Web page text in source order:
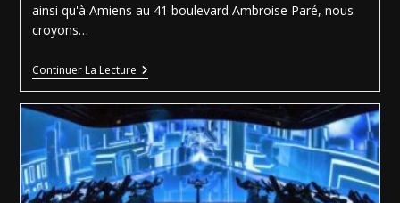
ainsi qu'à Amiens au 41 boulevard Ambroise Paré, nous
croyons…
Continuer La Lecture